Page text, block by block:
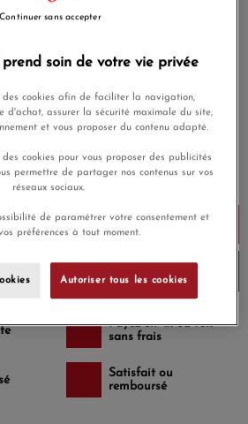
aujourd'hui
au panier
sous 8 à 10 jours
Payez en 4x ou 10x
sans frais
Satisfait ou
remboursé
soin de votre vie privée
cookies afin de faciliter la navigation,
d'achat, assurer la sécurité maximale du site,
et vous proposer du contenu adapté.
cookies pour vous proposer des publicités
permettre de partager nos contenus sur vos
réseaux sociaux.
de paramétrer votre consentement et
préférences à tout moment.
Autoriser tous les cookies
Continuer sans accepter